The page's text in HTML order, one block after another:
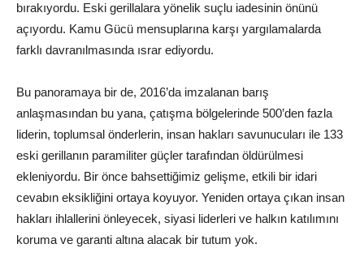
bırakıyordu. Eski gerillalara yönelik suçlu iadesinin önünü
açıyordu. Kamu Gücü mensuplarına karşı yargılamalarda
farklı davranılmasında ısrar ediyordu.
Bu panoramaya bir de, 2016’da imzalanan barış
anlaşmasından bu yana, çatışma bölgelerinde 500’den fazla
liderin, toplumsal önderlerin, insan hakları savunucuları ile 133
eski gerillanın paramiliter güçler tarafından öldürülmesi
ekleniyordu. Bir önce bahsettiğimiz gelişme, etkili bir idari
cevabın eksikliğini ortaya koyuyor. Yeniden ortaya çıkan insan
hakları ihlallerini önleyecek, siyasi liderleri ve halkın katılımını
koruma ve garanti altına alacak bir tutum yok.